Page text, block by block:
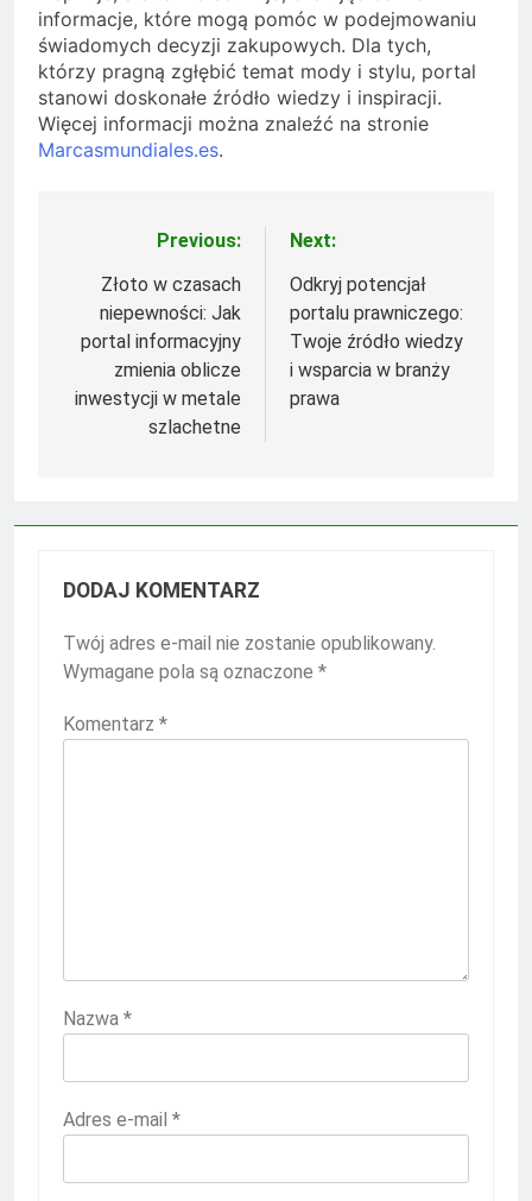
informacje, które mogą pomóc w podejmowaniu
świadomych decyzji zakupowych. Dla tych,
którzy pragną zgłębić temat mody i stylu, portal
stanowi doskonałe źródło wiedzy i inspiracji.
Więcej informacji można znaleźć na stronie
Marcasmundiales.es.
Nawigacja
wpisu
Previous:
Złoto w czasach
niepewności: Jak
portal informacyjny
zmienia oblicze
inwestycji w metale
szlachetne
Next:
Odkryj potencjał
portalu prawniczego:
Twoje źródło wiedzy
i wsparcia w branży
prawa
DODAJ KOMENTARZ
Twój adres e-mail nie zostanie opublikowany.
Wymagane pola są oznaczone *
Komentarz *
Nazwa *
Adres e-mail *